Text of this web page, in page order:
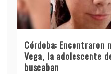
Córdoba: Encontraron
Vega, la adolescente
buscaban